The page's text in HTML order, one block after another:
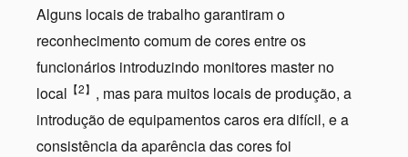
Alguns locais de trabalho garantiram o
reconhecimento comum de cores entre os
funcionários introduzindo monitores master no
local 【2】 , mas para muitos locais de produção, a
introdução de equipamentos caros era difícil, e a
consistência da aparência das cores foi